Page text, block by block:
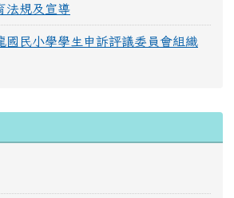
法規及宣導
國民小學學生申訴評議委員會組織